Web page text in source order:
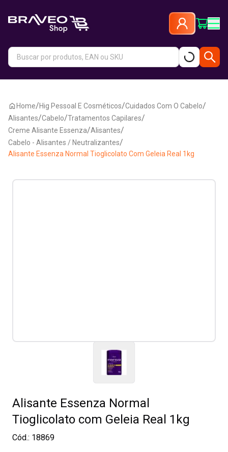
Home/Hig Pessoal E Cosméticos/Cuidados Com O Cabelo/
Alisantes/Cabelo/Tratamentos Capilares/
Creme Alisante Essenza/Alisantes/
Cabelo - Alisantes / Neutralizantes/
Alisante Essenza Normal Tioglicolato Com Geleia Real 1kg
Alisante Essenza Normal
Tioglicolato com Geleia Real 1kg
Cód.: 18869